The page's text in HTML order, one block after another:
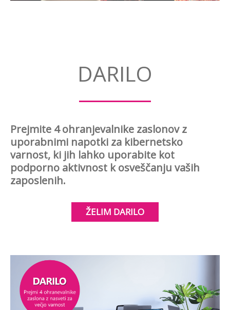
DARILO
Prejmite 4 ohranjevalnike zaslonov z
uporabnimi napotki za kibernetsko
varnost, ki jih lahko uporabite kot
podporno aktivnost k osveščanju vaših
zaposlenih.
ŽELIM DARILO